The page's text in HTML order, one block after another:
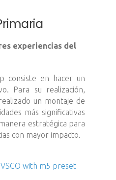
experiencias del
consiste en hacer un
Para su realización,
un montaje de
más significativas
estratégica para
con mayor impacto.